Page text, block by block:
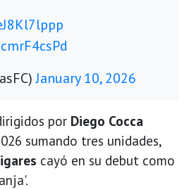
January 10, 2026
por Diego Cocca
sumando tres unidades,
cayó en su debut como